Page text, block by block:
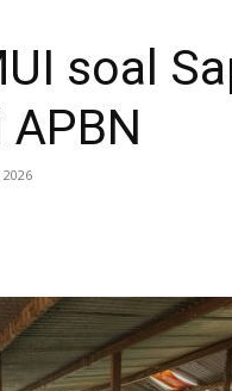
soal
2026